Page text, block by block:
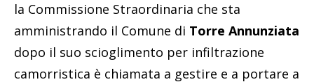
la Commissione Straordinaria che sta
amministrando il Comune di Torre Annunziata
dopo il suo scioglimento per infiltrazione
camorristica è chiamata a gestire e a portare a